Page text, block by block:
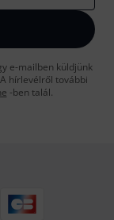
e-mailben küldjünk
hírlevélről további
-ben talál.